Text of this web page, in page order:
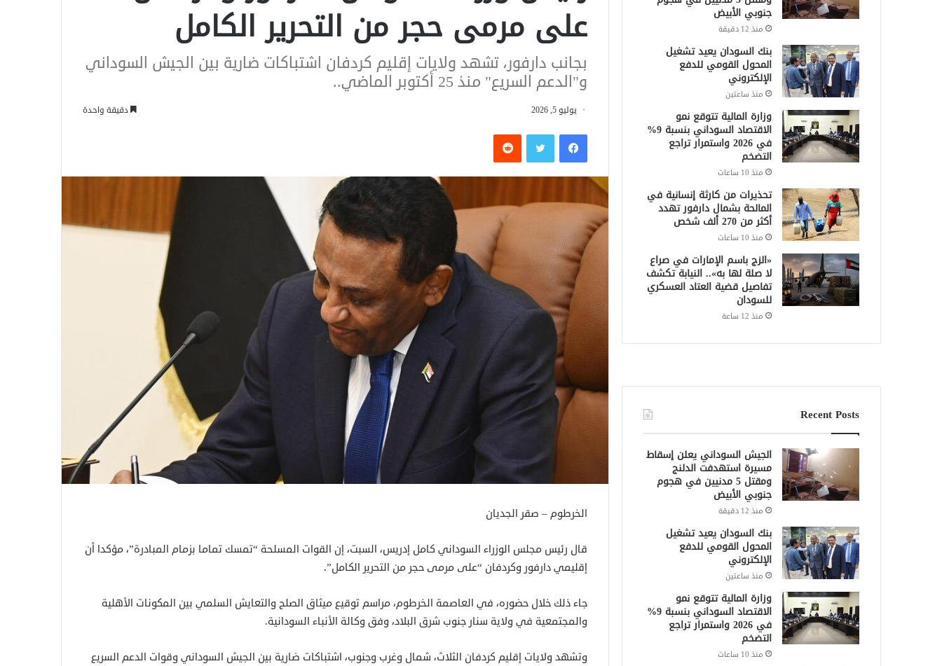
على مرمى حجر من التحرير الكامل
بجانب دارفور، تشهد ولايات إقليم كردفان اشتباكات ضارية بين الجيش السوداني
و"الدعم السريع" منذ 25 أكتوبر الماضي..
يوليو 5, 2026 دقيقة واحدة
فيسبوكتويتر
الخرطوم – صقر الجديان
قال رئيس مجلس الوزراء السوداني كامل إدريس، السبت، إن القوات المسلحة “تمسك تماما بزمام المبادرة”، مؤكدا أن
إقليمي دارفور وكردفان “على مرمى حجر من التحرير الكامل”.
جاء ذلك خلال حضوره، في العاصمة الخرطوم، مراسم توقيع ميثاق الصلح والتعايش السلمي بين المكونات الأهلية
والمجتمعية في ولاية سنار جنوب شرق البلاد، وفق وكالة الأنباء السودانية.
وتشهد ولايات إقليم كردفان الثلاث، شمال وغرب وجنوب، اشتباكات ضارية بين الجيش السوداني وقوات الدعم السريع
جنوبي الأبيض
منذ 12 دقيقة
بنك السودان يعيد تشغيل
المحول القومي للدفع
الإلكتروني
منذ ساعتين
وزارة المالية تتوقع نمو
الاقتصاد السوداني بنسبة 9%
في 2026 واستمرار تراجع
التضخم
منذ 10 ساعات
تحذيرات من كارثة إنسانية في
المالحة بشمال دارفور تهدد
أكثر من 270 ألف شخص
منذ 10 ساعات
«الزج باسم الإمارات في صراع
لا صلة لها به».. النيابة تكشف
تفاصيل قضية العتاد العسكري
للسودان
منذ 12 ساعة
Recent Posts
الجيش السوداني يعلن إسقاط
مسيرة استهدفت الدلنج
ومقتل 5 مدنيين في هجوم
جنوبي الأبيض
منذ 12 دقيقة
بنك السودان يعيد تشغيل
المحول القومي للدفع
الإلكتروني
منذ ساعتين
وزارة المالية تتوقع نمو
الاقتصاد السوداني بنسبة 9%
في 2026 واستمرار تراجع
التضخم
منذ 10 ساعات